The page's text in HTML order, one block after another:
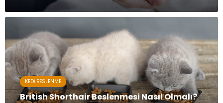
KEDI BESLENME
British Shorthair Beslenmesi Nasıl Olmalı?